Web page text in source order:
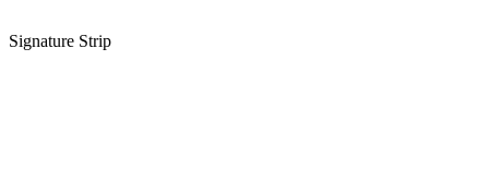
Signature Strip